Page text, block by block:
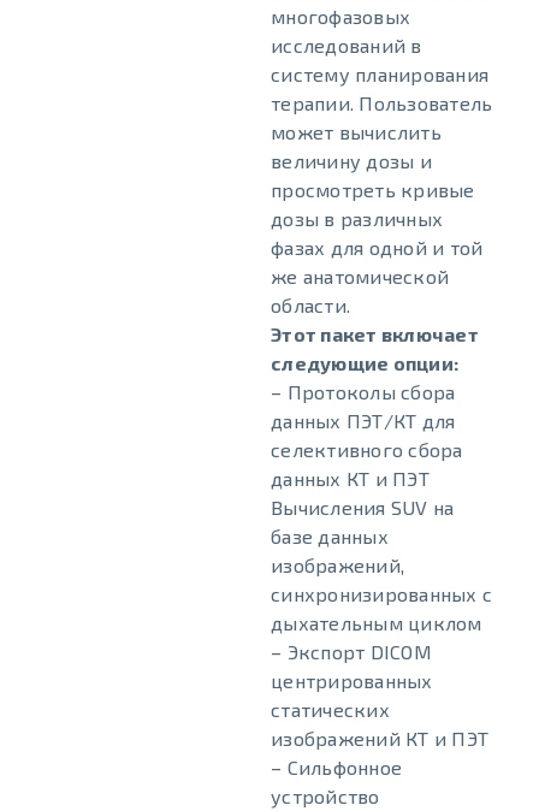
многофазовых
исследований в
систему планирования
терапии. Пользователь
может вычислить
величину дозы и
просмотреть кривые
дозы в различных
фазах для одной и той
же анатомической
области.
Этот пакет включает
следующие опции:
– Протоколы сбора
данных ПЭТ/КТ для
селективного сбора
данных КТ и ПЭТ
Вычисления SUV на
базе данных
изображений,
синхронизированных с
дыхательным циклом
– Экспорт DICOM
центрированных
статических
изображений КТ и ПЭТ
– Сильфонное
устройство